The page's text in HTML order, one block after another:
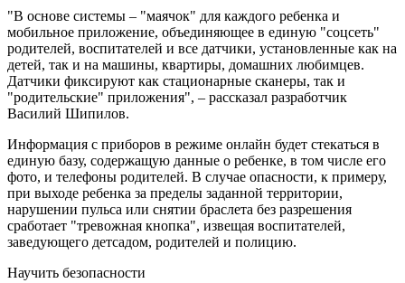
"В основе системы – "маячок" для каждого ребенка и
мобильное приложение, объединяющее в единую "соцсеть"
родителей, воспитателей и все датчики, установленные как на
детей, так и на машины, квартиры, домашних любимцев.
Датчики фиксируют как стационарные сканеры, так и
"родительские" приложения", – рассказал разработчик
Василий Шипилов.
Информация с приборов в режиме онлайн будет стекаться в
единую базу, содержащую данные о ребенке, в том числе его
фото, и телефоны родителей. В случае опасности, к примеру,
при выходе ребенка за пределы заданной территории,
нарушении пульса или снятии браслета без разрешения
сработает "тревожная кнопка", извещая воспитателей,
заведующего детсадом, родителей и полицию.
Научить безопасности